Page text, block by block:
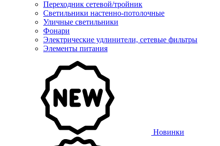
Переходник сетевой/тройник
Светильники настенно-потолочные
Уличные светильники
Фонари
Электрические удлинители, сетевые фильтры
Элементы питания
Новинки